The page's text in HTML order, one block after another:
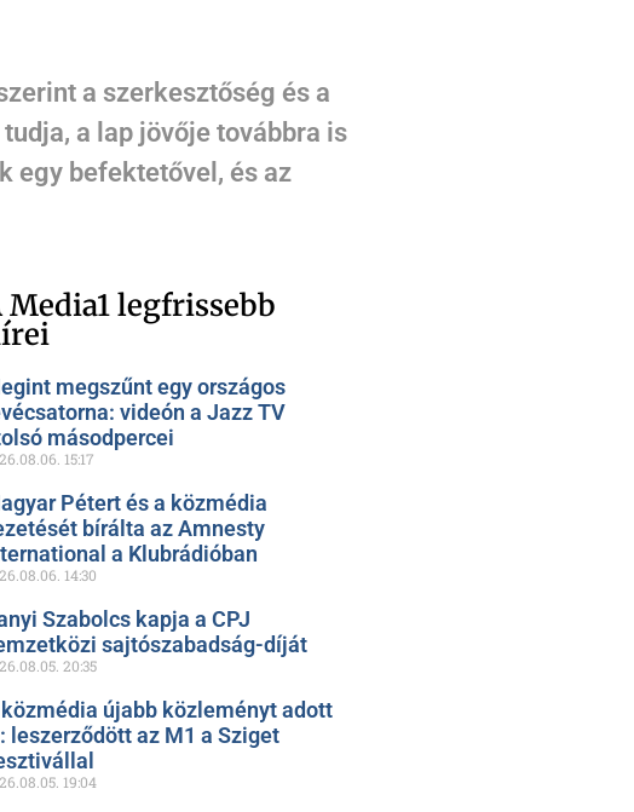
a szerkesztőség és a
a lap jövője továbbra is
egy befektetővel, és az
Media1 legfrissebb
megszűnt egy országos
videón a Jazz TV
másodpercei
15:17
Pétert és a közmédia
bírálta az Amnesty
a Klubrádióban
14:30
Szabolcs kapja a CPJ
sajtószabadság-díját
20:35
újabb közleményt adott
leszerződött az M1 a Sziget
19:04